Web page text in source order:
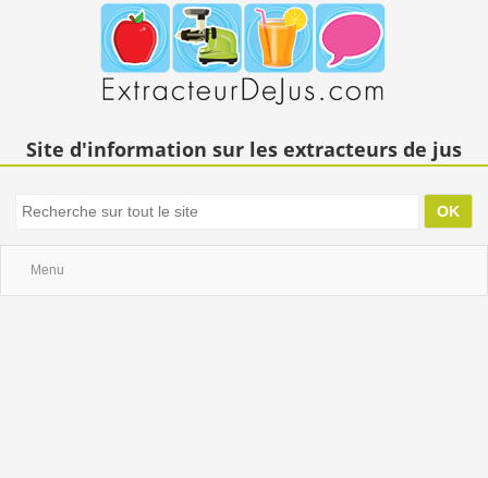
Site d'information sur les extracteurs de jus
Menu